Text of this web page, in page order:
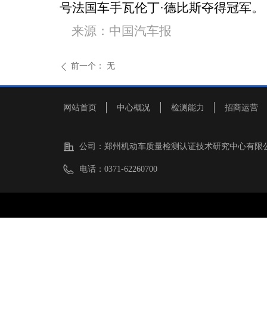
号法国车手瓦伦丁·德比斯夺得冠军。
来源：中国汽车报
ꄴ 前一个： 无
网站首页 中心概况 检测能力 招商运营
公司： 郑州机动车质量检测认证技术研究中心有限
电话： 0371-62260700